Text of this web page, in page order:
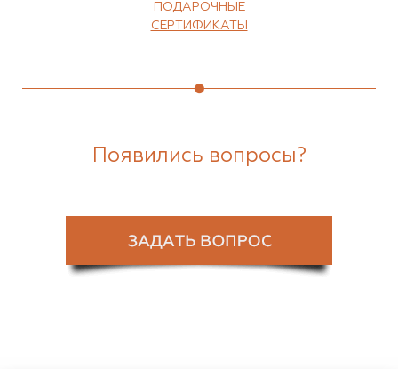
ПОДАРОЧНЫЕ
СЕРТИФИКАТЫ
Появились вопросы?